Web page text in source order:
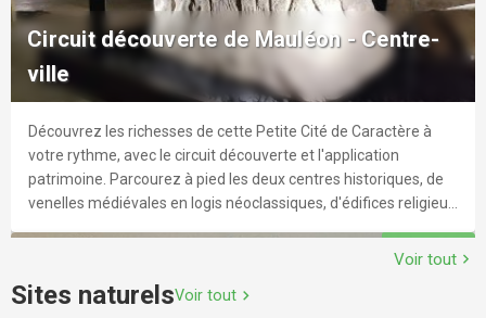
La Corbelière, une oasis au cœur du bocage. Venez découvrir
les paysages champêtres de ce site authentique. Accès : À
Mauléon prendre la D156 direction Moulins jusqu'au parking de
la mairie situé à l'entrée du bourg. Départ : Parking de la mairie
Distance : 2 km
Circuit découverte de Mauléon - Quartier
Circuit découverte de Mauléon - Centre-
ville
Découvrez les richesses de cette Petite Cité de Caractère à
votre rythme, avec le circuit découverte et l'application
patrimoine. Parcourez à pied les deux centres historiques, de
venelles médiévales en logis néoclassiques, d'édifices religieux
explore
Voir tout chevron_right
Sites naturelsVoir tout chevron_right